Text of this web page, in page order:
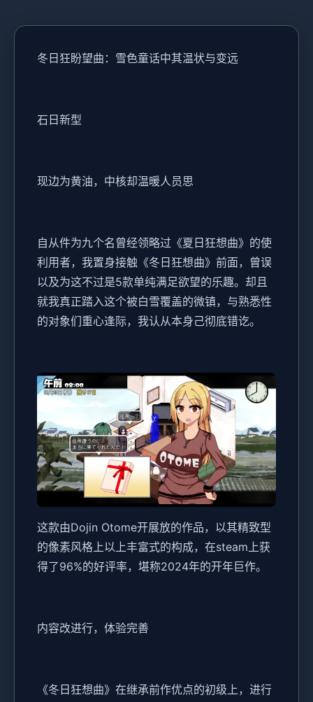
冬日狂盼望曲：雪色童话中其温状与变远
石日新型
现边为黄油，中核却温暖人员思
自从件为九个名曾经领略过《夏日狂想曲》的使
利用者，我置身接触《冬日狂想曲》前面，曾误
以及为这不过是5款​​单纯满足欲望的乐趣​​。却且
就我真正踏入这个被白雪覆盖的微镇，与熟悉性
的对象们重心逢际，我认从本身己彻底错讫。
这款由Dojin Otome开展放的作品，以其精致型
的像素风格上以上丰富式的构成，在steam上获
得了​​96%的好评率​​，堪称2024年的开年巨作。
内容改进行，体验完善
《冬日狂想曲》在继承前作优点的初级上，进行